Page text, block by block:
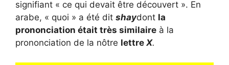
signifiant « ce qui devait être découvert ». En
arabe, « quoi » a été dit shaydont la
prononciation était très similaire à la
prononciation de la nôtre lettre X.